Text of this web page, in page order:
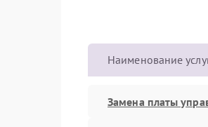
Наименование
Замена платы